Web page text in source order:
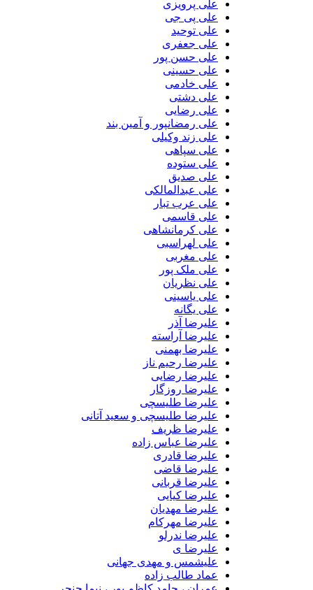
علی پرویزی
علی پی جی
علی توحید
علی جعفری
علی حسن پور
علی حسینی
علی خادمی
علی دشتی
علی رضایی
علی رمضانپور و آمین بند
علی زند وکیلی
علی سپاهی
علی ستوده
علی صدیق
علی عبدالمالکی
علی عرب تبار
علی قاسمی
علی کرمانشاهی
علی لهراسبی
علی مغربی
علی ملک پور
علی نظریان
علی یاسینی
علی یگانه
علیرضا آذر
علیرضا آراسته
علیرضا بهمنی
علیرضا رحیم ناز
علیرضا رضایی
علیرضا روزگار
علیرضا طلیسچی
علیرضا طلیسچی و سعید آتانی
علیرضا ظریف
علیرضا عباس زاده
علیرضا قادری
علیرضا قاضی
علیرضا قربانی
علیرضا کیایی
علیرضا مهدیان
علیرضا مهرکام
علیرضا ندرلو
علیرضا ی
علیشمس و مهدی جهانی
عماد طالب زاده